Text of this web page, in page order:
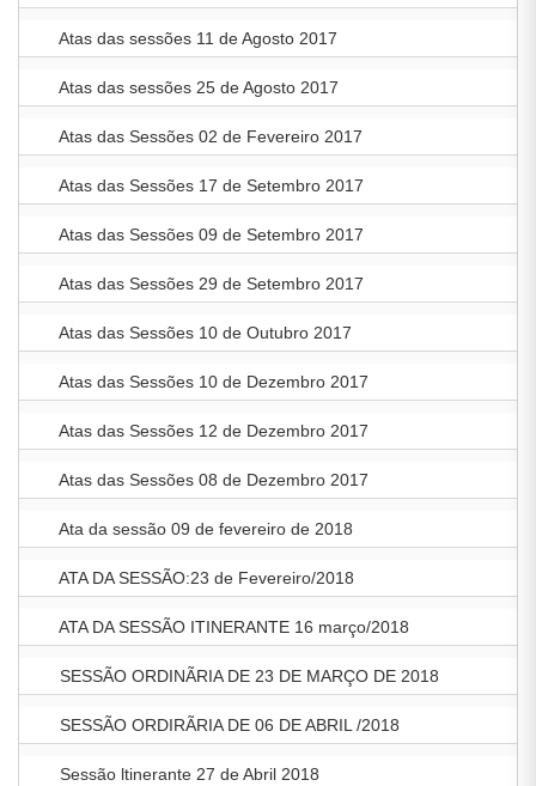
Atas das sessões 11 de Agosto 2017
Atas das sessões 25 de Agosto 2017
Atas das Sessões 02 de Fevereiro 2017
Atas das Sessões 17 de Setembro 2017
Atas das Sessões 09 de Setembro 2017
Atas das Sessões 29 de Setembro 2017
Atas das Sessões 10 de Outubro 2017
Atas das Sessões 10 de Dezembro 2017
Atas das Sessões 12 de Dezembro 2017
Atas das Sessões 08 de Dezembro 2017
Ata da sessão 09 de fevereiro de 2018
ATA DA SESSÃO:23 de Fevereiro/2018
ATA DA SESSÃO ITINERANTE 16 março/2018
SESSÃO ORDINÃRIA DE 23 DE MARÇO DE 2018
SESSÃO ORDIRÃRIA DE 06 DE ABRIL /2018
Sessão ltinerante 27 de Abril 2018